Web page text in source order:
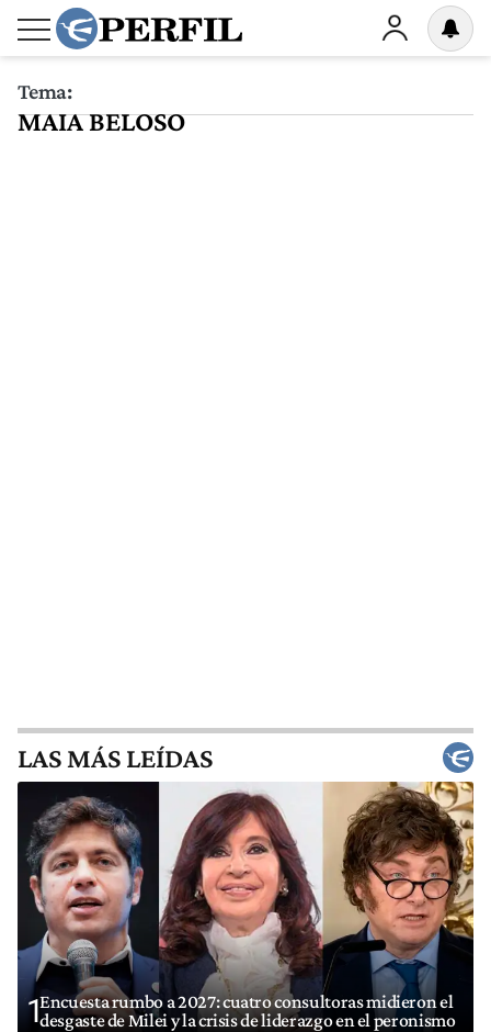
Tema:
MAIA BELOSO
LAS MÁS LEÍDAS
1Encuesta rumbo a 2027: cuatro consultoras midieron el
desgaste de Milei y la crisis de liderazgo en el peronismo